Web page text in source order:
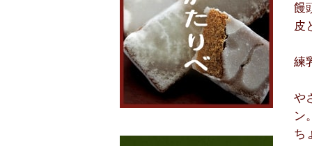
饅
皮
練
や
ン
ち